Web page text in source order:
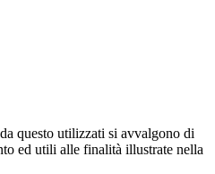
questo utilizzati si avvalgono di
ed utili alle finalità illustrate nella